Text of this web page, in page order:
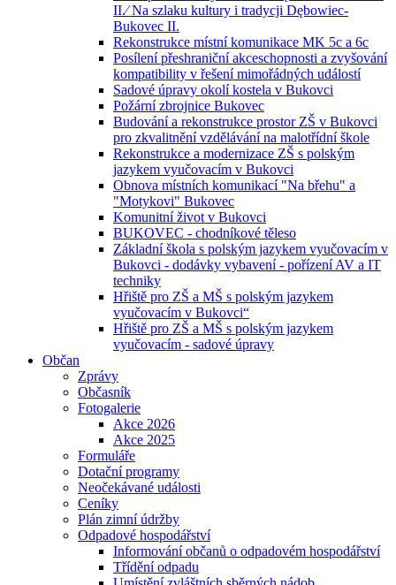
II.⁄ Na szlaku kultury i tradycji Dębowiec-
Bukovec II.
Rekonstrukce místní komunikace MK 5c a 6c
Posílení přeshraniční akceschopnosti a zvyšování
kompatibility v řešení mimořádných událostí
Sadové úpravy okolí kostela v Bukovci
Požární zbrojnice Bukovec
Budování a rekonstrukce prostor ZŠ v Bukovci
pro zkvalitnění vzdělávání na malotřídní škole
Rekonstrukce a modernizace ZŠ s polským
jazykem vyučovacím v Bukovci
Obnova místních komunikací "Na břehu" a
"Motykovi" Bukovec
Komunitní život v Bukovci
BUKOVEC - chodníkové těleso
Základní škola s polským jazykem vyučovacím v
Bukovci - dodávky vybavení - pořízení AV a IT
techniky
Hřiště pro ZŠ a MŠ s polským jazykem
vyučovacím v Bukovci“
Hřiště pro ZŠ a MŠ s polským jazykem
vyučovacím - sadové úpravy
Občan
Zprávy
Občasník
Fotogalerie
Akce 2026
Akce 2025
Formuláře
Dotační programy
Neočekávané události
Ceníky
Plán zimní údržby
Odpadové hospodářství
Informování občanů o odpadovém hospodářství
Třídění odpadu